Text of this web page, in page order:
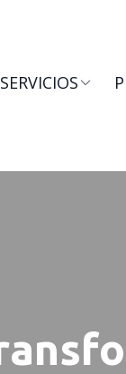
SERVICIOS